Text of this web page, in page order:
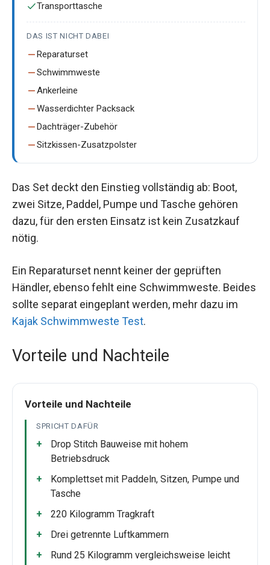
Transporttasche
DAS IST NICHT DABEI
Reparaturset
Schwimmweste
Ankerleine
Wasserdichter Packsack
Dachträger-Zubehör
Sitzkissen-Zusatzpolster
Das Set deckt den Einstieg vollständig ab: Boot,
zwei Sitze, Paddel, Pumpe und Tasche gehören
dazu, für den ersten Einsatz ist kein Zusatzkauf
nötig.
Ein Reparaturset nennt keiner der geprüften
Händler, ebenso fehlt eine Schwimmweste. Beides
sollte separat eingeplant werden, mehr dazu im
Kajak Schwimmweste Test.
Vorteile und Nachteile
Vorteile und Nachteile
SPRICHT DAFÜR
Drop Stitch Bauweise mit hohem
Betriebsdruck
Komplettset mit Paddeln, Sitzen, Pumpe und
Tasche
220 Kilogramm Tragkraft
Drei getrennte Luftkammern
Rund 25 Kilogramm vergleichsweise leicht